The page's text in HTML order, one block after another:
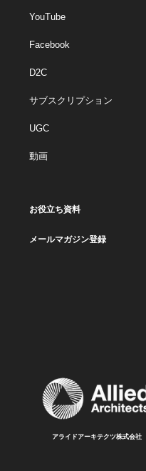
YouTube
Facebook
D2C
サブスクリプション
UGC
動画
お役立ち資料
メールマガジン登録
アライドアーキテクツ株式会社